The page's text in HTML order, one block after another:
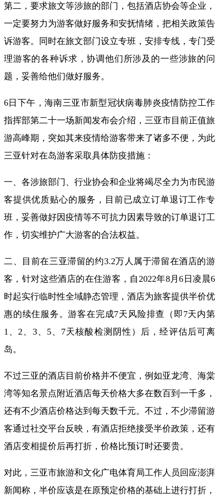
第二，要求旅文等涉旅的部门，包括酒店协会等企业，
一定要努力为游客做好服务和安抚情绪，把相关政策告
诉游客。同时在旅文部门设立专班，安排专线，专门受
理游客的各种诉求，协调他们所涉及的一些涉旅的问
题，妥善给他们做好服务。
6日下午，海南三亚市新型冠状病毒肺炎疫情防控工作
指挥部第二十一场新闻发布会介绍，三亚市目前正值旅
游高峰期，突如其来疫情给游客带来了诸多不便，为此
三亚针对在岛游客采取具体防疫措施：
一、各涉旅部门、行业协会和企业将竭尽全力为市民游
客提供优质贴心的服务，目前已成立订单退订工作专
班，妥善做好因疫情等不可抗力因素导致的订单退订工
作，切实维护广大游客的合法权益。
二、目前在三亚滞留的约3.2万人属于滞留在酒店的游
客，针对这些酒店的在住游客，自2022年8月6日凌晨6
时起实行临时性全域静态管理，酒店为旅客提供半价优
惠的续住服务。游客在完成7天风险排查（即7天内第
1、2、3、5、7天核酸检测阴性）后，经评估后可离
岛。
不过三亚的酒店目前价格并不便宜，例如亚龙湾、海棠
湾等知名景点附近酒店每天价格大多在数百到一千多，
还有不少酒店价格达到每天数千元。不过，不少滞留游
客通过社交平台反映，有酒店拒绝接受半价政策，还有
酒店变相提价后再打折，价格比预订时还要贵。
对此，三亚市旅游和文化广电体育局工作人员回应澎湃
新闻称，半价应该是在原预定价格的基础上进行打折，